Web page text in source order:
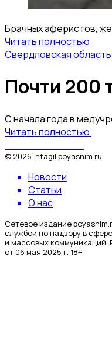
Брачных аферистов,
Читать полностью
Свердловская область
Почти 200
С начала года в
Читать полностью
© 2026 ntagil.poyasnim.ru
Новости
Статьи
О нас
Сетевое издание
службой по надзору в
и массовых
от 06 мая 2025 г. 18+